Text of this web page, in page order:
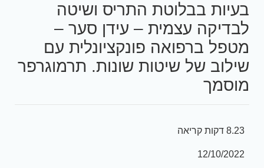
בעיות בבלוטת התריס ושיטה
לבדיקה עצמית – עידן סער –
מטפל ברפואה פונקציונלית עם
שילוב של שיטות שונות. תרמוגרפר
מוסמך
8.23 דקות קריאה
12/10/2022